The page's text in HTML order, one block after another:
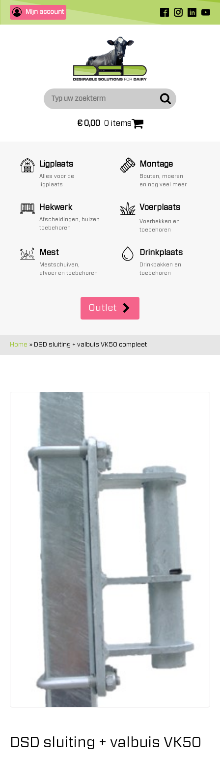
Mijn account
€0,00 0 items
Ligplaats
Alles voor de
ligplaats
Montage
Bouten, moeren
en nog veel meer
Hekwerk
Afscheidingen, buizen
toebehoren
Voerplaats
Voerhekken en
toebehoren
Mest
Mestschuiven,
afvoer en toebehoren
Drinkplaats
Drinkbakken en
toebehoren
Outlet
Home » DSD sluiting + valbuis VK50 compleet
DSD sluiting + valbuis VK50